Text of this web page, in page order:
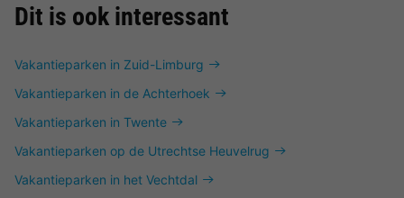
Dit is ook interessant
Vakantieparken in Zuid-Limburg
Vakantieparken in de Achterhoek
Vakantieparken in Twente
Vakantieparken op de Utrechtse Heuvelrug
Vakantieparken in het Vechtdal